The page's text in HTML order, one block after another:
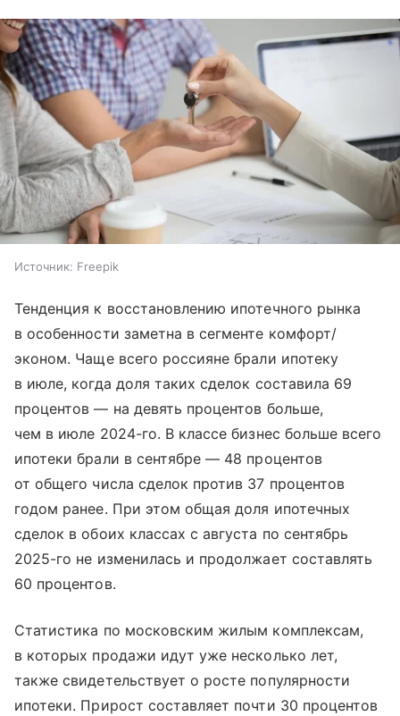
Источник: Freepik
Тенденция к восстановлению ипотечного рынка
в особенности заметна в сегменте комфорт/
эконом. Чаще всего россияне брали ипотеку
в июле, когда доля таких сделок составила 69
процентов — на девять процентов больше,
чем в июле 2024-го. В классе бизнес больше всего
ипотеки брали в сентябре — 48 процентов
от общего числа сделок против 37 процентов
годом ранее. При этом общая доля ипотечных
сделок в обоих классах с августа по сентябрь
2025-го не изменилась и продолжает составлять
60 процентов.
Статистика по московским жилым комплексам,
в которых продажи идут уже несколько лет,
также свидетельствует о росте популярности
ипотеки. Прирост составляет почти 30 процентов